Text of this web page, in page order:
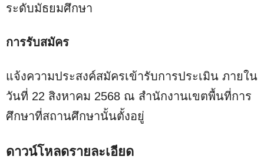
ระดับมัธยมศึกษา
การรับสมัคร
แจ้งความประสงค์สมัครเข้ารับการประเมิน ภายใน
วันที่ 22 สิงหาคม 2568 ณ สำนักงานเขตพื้นที่การ
ศึกษาที่สถานศึกษานั้นตั้งอยู่
ดาวน์โหลดรายละเอียด